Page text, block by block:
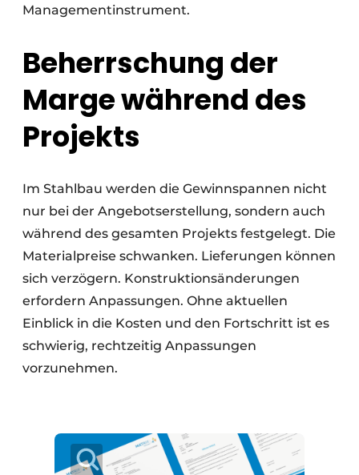
Managementinstrument.
Beherrschung der
Marge während des
Projekts
Im Stahlbau werden die Gewinnspannen nicht
nur bei der Angebotserstellung, sondern auch
während des gesamten Projekts festgelegt. Die
Materialpreise schwanken. Lieferungen können
sich verzögern. Konstruktionsänderungen
erfordern Anpassungen. Ohne aktuellen
Einblick in die Kosten und den Fortschritt ist es
schwierig, rechtzeitig Anpassungen
vorzunehmen.